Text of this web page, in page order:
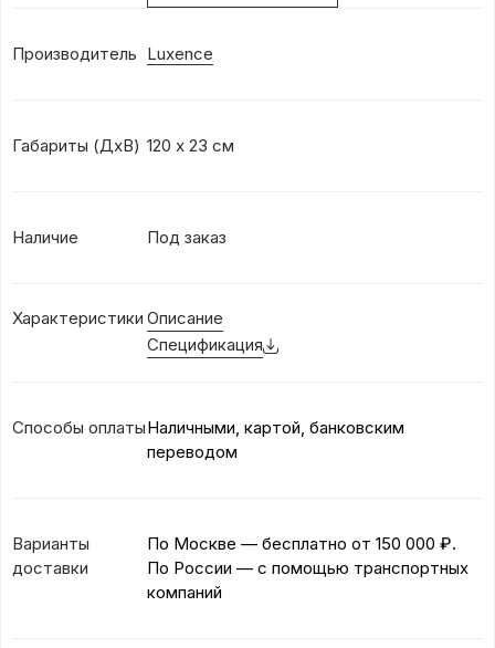
Производитель Luxence
Габариты (ДхВ) 120 х 23 см
Наличие Под заказ
Характеристики Описание
Спецификация
Способы оплатыНаличными, картой, банковским
переводом
Варианты
доставки
По Москве — бесплатно от 150 000 ₽.
По России — с помощью транспортных
компаний